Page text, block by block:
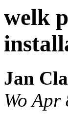
welk
Jan
Wo